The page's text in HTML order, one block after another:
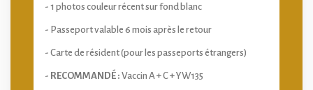
- 1 photos couleur récent sur fond blanc
- Passeport valable 6 mois après le retour
- Carte de résident (pour les passeports étrangers)
- RECOMMANDÉ : Vaccin A + C + YW135